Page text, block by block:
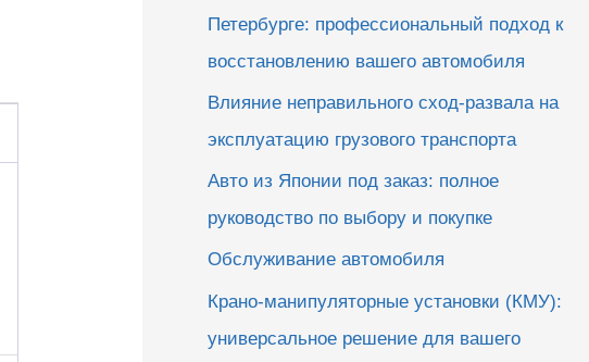
Петербурге: профессиональный подход к
восстановлению вашего автомобиля
Влияние неправильного сход-развала на
эксплуатацию грузового транспорта
Авто из Японии под заказ: полное
руководство по выбору и покупке
Обслуживание автомобиля
Крано-манипуляторные установки (КМУ):
универсальное решение для вашего